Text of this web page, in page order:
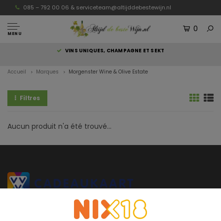
085 – 792 00 06 & serviceteam@altijddebestewijn.nl
MENU
0
VINS UNIQUES, CHAMPAGNE ET SEKT
Accueil Marques Morgenster Wine & Olive Estate
Filtres
Aucun produit n'a été trouvé...
Altijddebestewijn.nl ne propose que des vins de qualité supérieure
provenant directement du vigneron et élaborés et mis en bouteille